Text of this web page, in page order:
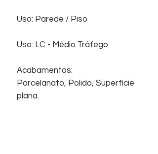
Uso: Parede / Piso
Uso: LC - Médio Tráfego
Acabamentos:
Porcelanato, Polido, Superfície
plana.